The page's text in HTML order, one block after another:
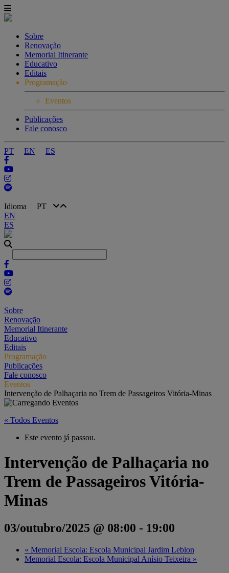
Sobre
Renovação
Memorial Itinerante
Educativo
Editais
Programação
Eventos
Publicações
Fale conosco
PT EN ES
Idioma PT
EN
ES
Sobre
Renovação
Memorial Itinerante
Educativo
Editais
Programação
Publicações
Fale conosco
Eventos
Intervenção de Palhaçaria no Trem de Passageiros Vitória-Minas
« Todos Eventos
Este evento já passou.
Intervenção de Palhaçaria no
Trem de Passageiros Vitória-
Minas
03/outubro/2025 @ 08:00 - 19:00
« Memorial Escola: Escola Municipal Jardim Leblon
Memorial Escola: Escola Municipal Anísio Teixeira »